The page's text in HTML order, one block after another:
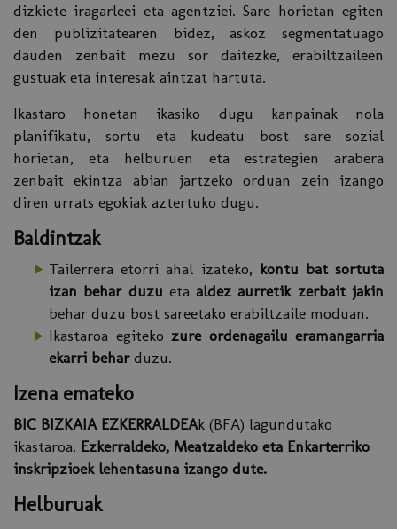
dizkiete iragarleei eta agentziei. Sare horietan egiten
den publizitatearen bidez, askoz segmentatuago
dauden zenbait mezu sor daitezke, erabiltzaileen
gustuak eta interesak aintzat hartuta.
Ikastaro honetan ikasiko dugu kanpainak nola
planifikatu, sortu eta kudeatu bost sare sozial
horietan, eta helburuen eta estrategien arabera
zenbait ekintza abian jartzeko orduan zein izango
diren urrats egokiak aztertuko dugu.
Baldintzak
Tailerrera etorri ahal izateko, kontu bat sortuta
izan behar duzu etaaldez aurretik zerbait jakin
behar duzu bost sareetako erabiltzaile moduan.
Ikastaroa egiteko zure ordenagailu eramangarria
ekarri beharduzu.
Izena emateko
BIC BIZKAIA EZKERRALDEAk (BFA) lagundutako
ikastaroa. Ezkerraldeko, Meatzaldeko eta Enkarterriko
inskripzioek lehentasuna izango dute.
Helburuak